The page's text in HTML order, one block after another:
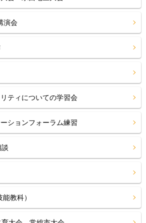
演会
ティについての学習会
ションフォーラム練習
教科）